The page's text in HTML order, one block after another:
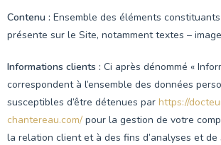
Contenu : Ensemble des éléments constituants
présente sur le Site, notamment textes –
Informations clients : Ci après dénommé «
correspondent à l’ensemble des données
susceptibles d’être détenues par https://
chantereau.com/ pour la gestion de votre
la relation client et à des fins d’analyses et de